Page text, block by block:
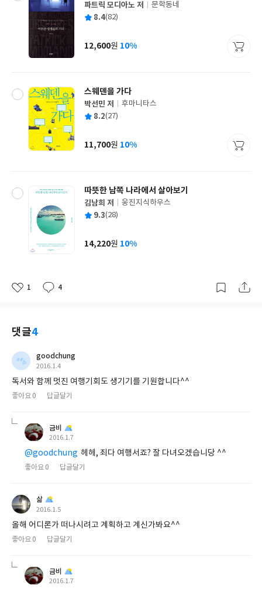
글
쓴
파트릭 모디아노 저
출
사
문학동네
평 8.4(82)
가
12,600원 10%
스웨덴을 가다
글
쓴
박선민 저
출
사
후마니타스
평 8.2(27)
가
11,700원 10%
따뜻한 남쪽 나라에서 살아보기
글
쓴
김남희 저
출
사
웅진지식하우스
평 9.3(28)
가
14,220원 10%
좋
1
댓
4
작
댓글4
goodchung
작
일
2016.1.4
독서와 함께 멋진 여행기회도 생기기를 기원합니다^^
좋아요 0 답글달기
금비
작
일
2016.1.7
@goodchung 헤헤, 죄다 여행서죠? 잘 다녀오겠습니당 ^^
좋아요 0 답글달기
삶
작
일
2016.1.5
올해 어디론가 떠나시려고 계획하고 계신가봐요^^
좋아요 0 답글달기
금비
작
2016.1.7